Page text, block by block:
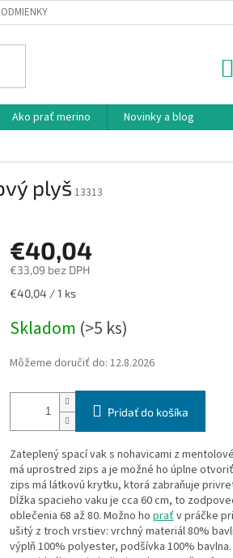
Ako prať merino
Novinky a blog
plyš 13313
€40,04
€33,09 bez DPH
Jednotková
€40,04 / 1 ks
Skladom (>5 ks)
Môžeme doručiť do: 12.8.2026
Pridať do košíka
Zateplený spací vak s nohavicami z
má uprostred zips a je možné ho úplne
zips má látkovú krytku, ktorá zabraňuje
Dĺžka spacieho vaku je cca 60 cm, to
oblečenia 68 až 80. Možno ho praťv práčke pri
ušitý z troch vrstiev: vrchný materiál 80%
výplň 100% polyester, podšívka 100%